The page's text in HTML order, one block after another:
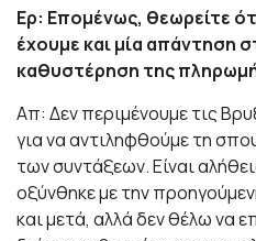
Ερ: Επομένως, θεωρείτε
έχουμε και μία απάντηση
καθυστέρηση της
Απ: Δεν περιμένουμε τις
για να αντιληφθούμε τη
των συντάξεων. Είναι
οξύνθηκε με την
και μετά, αλλά δεν θέλω να